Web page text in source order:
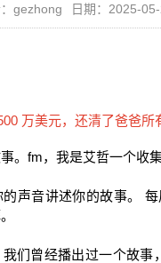
gezhong 日期：2025-05-
。fm，我是艾哲一个收集
声音讲述你的故事。
们曾经播出过一个故事